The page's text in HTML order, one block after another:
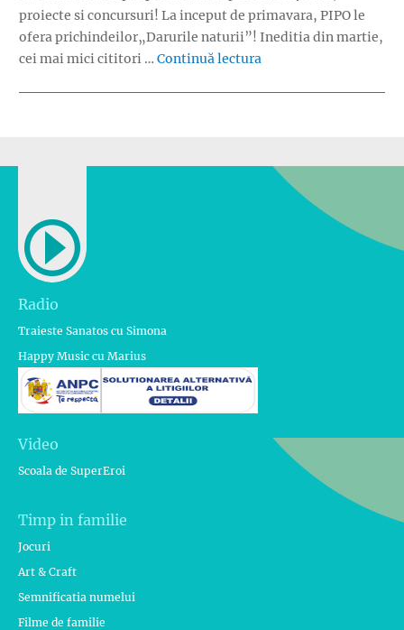
proiecte si concursuri! La inceput de primavara, PIPO le
ofera prichindeilor„Darurile naturii”! Ineditia din martie,
cei mai mici cititori … Continuă lectura
Radio
Traieste Sanatos cu Simona
Happy Music cu Marius
Video
Scoala de SuperEroi
Timp in familie
Jocuri
Art & Craft
Semnificatia numelui
Filme de familie